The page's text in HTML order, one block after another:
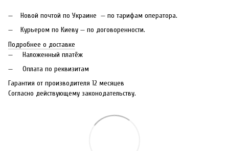
Новой почтой по Украине — по тарифам оператора.
Курьером по Киеву — по договоренности.
Подробнее о доставке
Наложенный платёж
Оплата по реквизитам
Гарантия от производителя 12 месяцев
Согласно действующему законодательству.